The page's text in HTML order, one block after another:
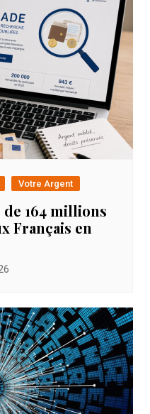
Votre Argent
164 millions
Français en